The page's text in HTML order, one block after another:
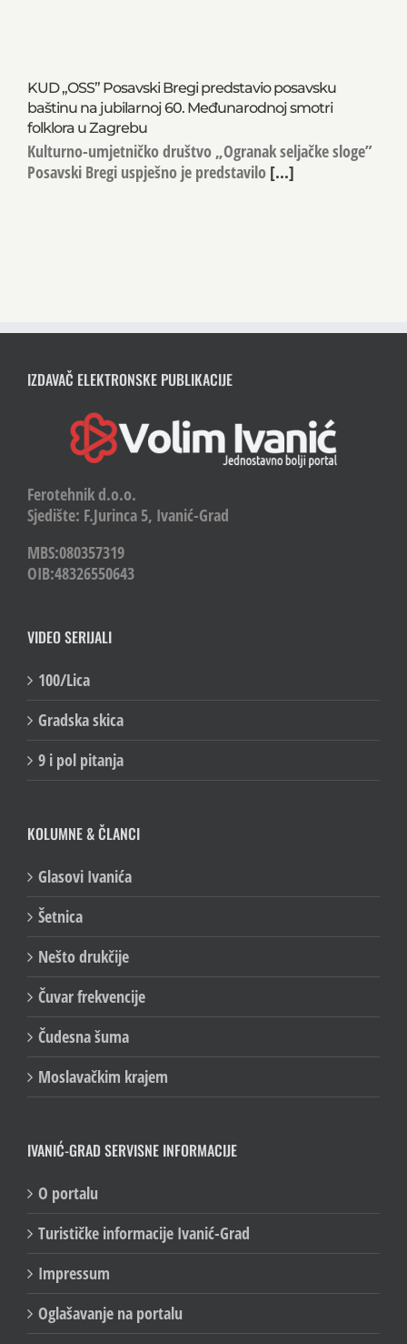
KUD „OSS” Posavski Bregi predstavio posavsku
baštinu na jubilarnoj 60. Međunarodnoj smotri
folklora u Zagrebu
Kulturno-umjetničko društvo „Ogranak seljačke sloge”
Posavski Bregi uspješno je predstavilo [...]
IZDAVAČ ELEKTRONSKE PUBLIKACIJE
Ferotehnik d.o.o.
Sjedište: F.Jurinca 5, Ivanić-Grad
MBS:080357319
OIB:48326550643
VIDEO SERIJALI
100/Lica
Gradska skica
9 i pol pitanja
KOLUMNE & ČLANCI
Glasovi Ivanića
Šetnica
Nešto drukčije
Čuvar frekvencije
Čudesna šuma
Moslavačkim krajem
IVANIĆ-GRAD SERVISNE INFORMACIJE
O portalu
Turističke informacije Ivanić-Grad
Impressum
Oglašavanje na portalu